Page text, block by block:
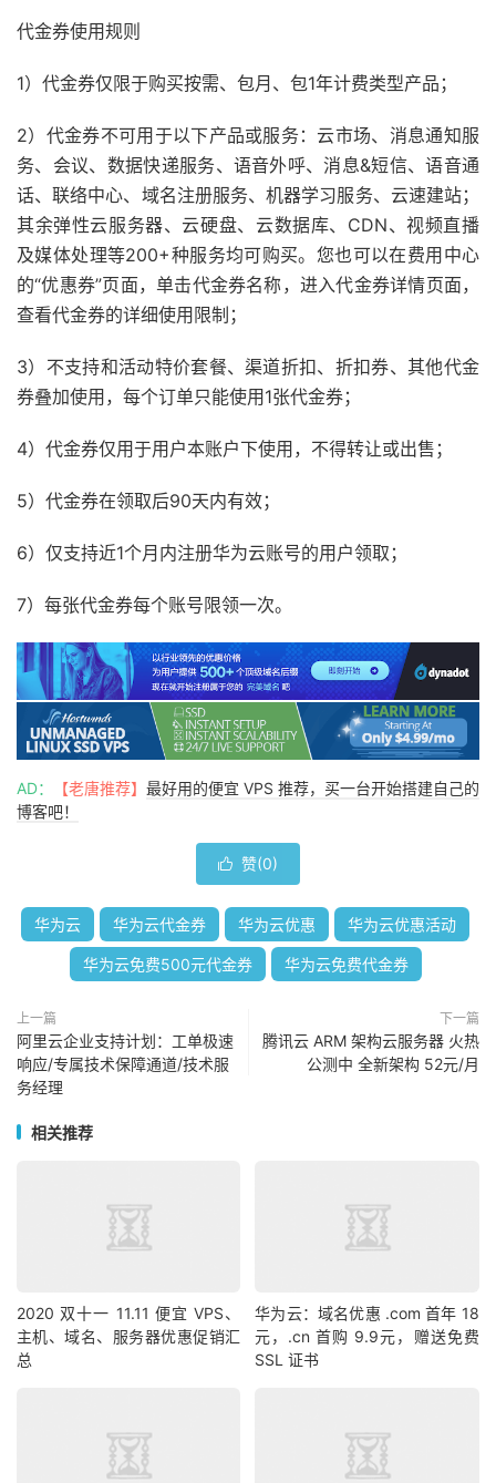
代金券使用规则
1）代金券仅限于购买按需、包月、包1年计费类型产品；
2）代金券不可用于以下产品或服务：云市场、消息通知服
务、会议、数据快递服务、语音外呼、消息&短信、语音通
话、联络中心、域名注册服务、机器学习服务、云速建站；
其余弹性云服务器、云硬盘、云数据库、CDN、视频直播
及媒体处理等200+种服务均可购买。您也可以在费用中心
的“优惠券”页面，单击代金券名称，进入代金券详情页面，
查看代金券的详细使用限制；
3）不支持和活动特价套餐、渠道折扣、折扣券、其他代金
券叠加使用，每个订单只能使用1张代金券；
4）代金券仅用于用户本账户下使用，不得转让或出售；
5）代金券在领取后90天内有效；
6）仅支持近1个月内注册华为云账号的用户领取；
7）每张代金券每个账号限领一次。
AD： 【老唐推荐】 最好用的便宜 VPS 推荐，买一台开始搭建自己的
博客吧！
 赞(0)
华为云 华为云代金券 华为云优惠 华为云优惠活动
华为云免费500元代金券 华为云免费代金券
上一篇
阿里云企业支持计划：工单极速
响应/专属技术保障通道/技术服
务经理
下一篇
腾讯云 ARM 架构云服务器 火热
公测中 全新架构 52元/月
相关推荐
2020 双十一 11.11 便宜 VPS、
主机、域名、服务器优惠促销汇
总
华为云：域名优惠 .com 首年 18
元，.cn 首购 9.9元，赠送免费
SSL 证书